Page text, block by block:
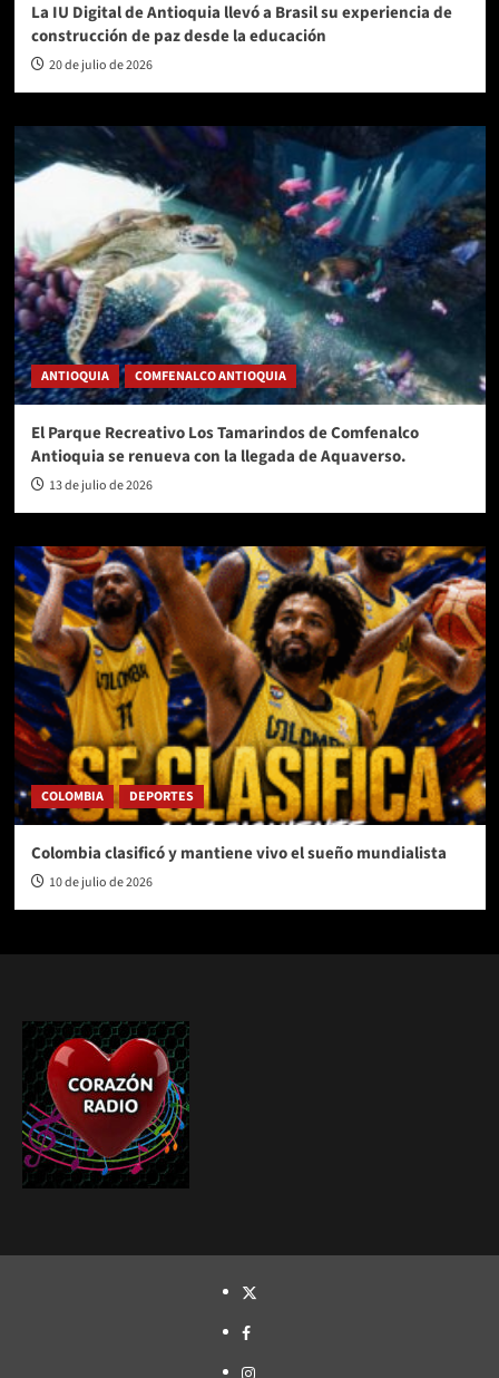
La IU Digital de Antioquia llevó a Brasil su experiencia de
construcción de paz desde la educación
20 de julio de 2026
ANTIOQUIA COMFENALCO ANTIOQUIA
El Parque Recreativo Los Tamarindos de Comfenalco
Antioquia se renueva con la llegada de Aquaverso.
13 de julio de 2026
COLOMBIA DEPORTES
Colombia clasificó y mantiene vivo el sueño mundialista
10 de julio de 2026
TWITTER
FACEBOOK
INSTAGRAM